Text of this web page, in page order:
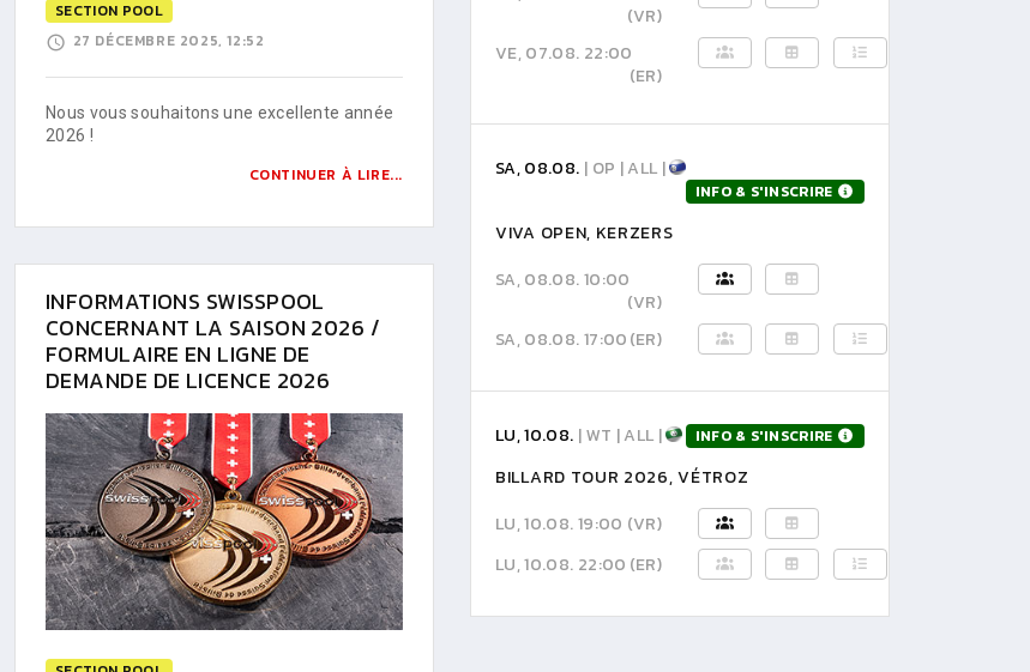
SECTION POOL
27 DÉCEMBRE 2025, 12:52
Nous vous souhaitons une excellente année
2026 !
CONTINUER À LIRE...
INFORMATIONS SWISSPOOL
CONCERNANT LA SAISON 2026 /
FORMULAIRE EN LIGNE DE
DEMANDE DE LICENCE 2026
(VR)
VE, 07.08. 22:00
(ER)
SA, 08.08. | OP | ALL |
INFO & S'INSCRIRE
VIVA OPEN, KERZERS
SA, 08.08. 10:00
(VR)
SA, 08.08. 17:00(ER)
LU, 10.08. | WT | ALL | INFO & S'INSCRIRE
BILLARD TOUR 2026, VÉTROZ
LU, 10.08. 19:00 (VR)
LU, 10.08. 22:00 (ER)